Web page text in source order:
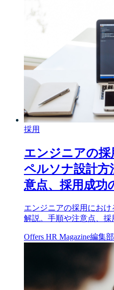
採用
エンジニアの
ペルソナ設計方
意点、採用成功
エンジニアの採用にお
解説。手順や注意点、採
Offers HR Magazine編集部